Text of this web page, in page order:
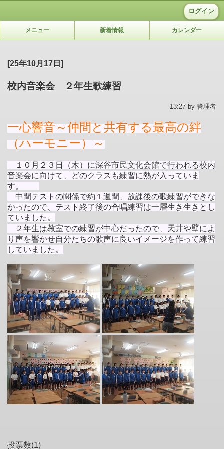
ログイン
メニュー 新着情報 カレンダー
[25年10月17日]
校内音楽会 ２年生歌練習
13:27 by 管理者
一心響音～仲間と共有する最高の絆
（ハーモニー）～
１０月２３日（木）に深谷市民文化会館で行われる校内
音楽会に向けて、どのクラスも練習に熱が入っていま
す。
中間テストの関係で約１週間、放課後の歌練習ができな
かったので、テスト終了後の合唱練習は一層生き生きとし
ていました。
２年生は教室での練習が中心だったので、天井や壁によ
り声を響かせ自分たちの歌声に良いイメージを作って練習
していました。
投票数(1)